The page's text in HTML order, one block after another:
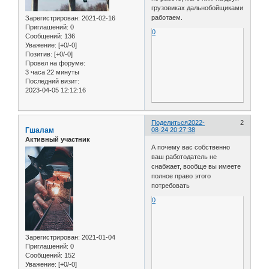
Зарегистрирован: 2021-02-16
Приглашений: 0
Сообщений: 136
Уважение: [+0/-0]
Позитив: [+0/-0]
Провел на форуме:
3 часа 22 минуты
Последний визит:
2023-04-05 12:12:16
грузовиках дальнобойщиками
работаем.
0
Поделиться 2
2022-
08-24 20:27:38
Гшалам
Активный участник
Зарегистрирован: 2021-01-04
Приглашений: 0
Сообщений: 152
Уважение: [+0/-0]
А почему вас собственно
ваш работодатель не
снабжает, вообще вы имеете
полное право этого
потребовать
0